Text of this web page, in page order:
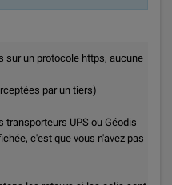
sur un protocole https, aucune
par un tiers)
transporteurs UPS ou Géodis
c'est que vous n'avez pas